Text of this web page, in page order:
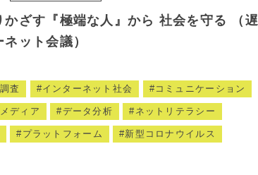
かざす『極端な人』から 社会を守る （遅
ット会議）
査 インターネット社会 コミュニケーション
ディア データ分析 ネットリテラシー
プラットフォーム 新型コロナウイルス